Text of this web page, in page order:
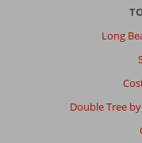
Long
Double Tree